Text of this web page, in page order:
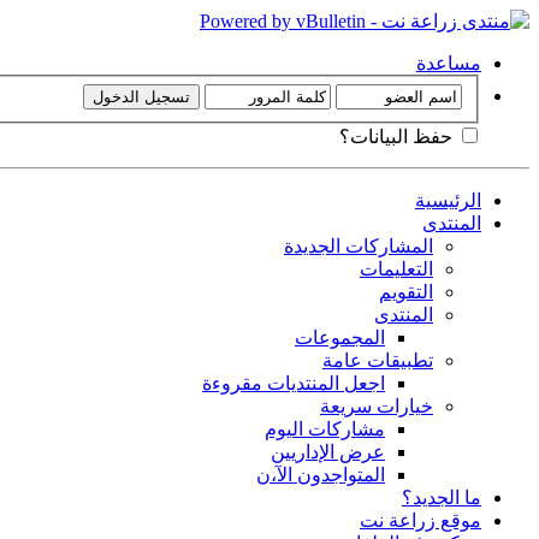
مساعدة
حفظ البيانات؟
الرئيسية
المنتدى
المشاركات الجديدة
التعليمات
التقويم
المنتدى
المجموعات
تطبيقات عامة
اجعل المنتديات مقروءة
خيارات سريعة
مشاركات اليوم
عرض الإداريين
المتواجدون الآ،ن
ما الجديد؟
موقع زراعة نت